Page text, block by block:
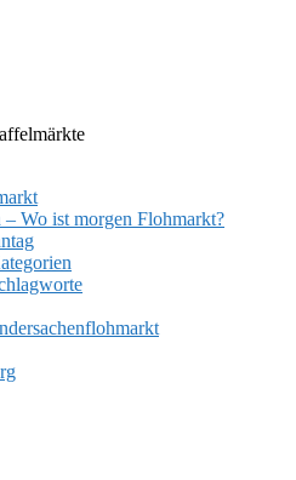
Wo ist morgen Flohmarkt?